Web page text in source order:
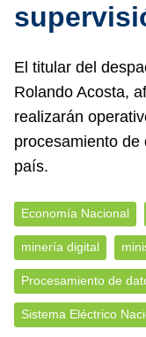
El titular del
Rolando Acosta,
realizarán
procesamiento de
país.
Economía Nacional
minería digital
Procesamiento de
Sistema Eléctrico